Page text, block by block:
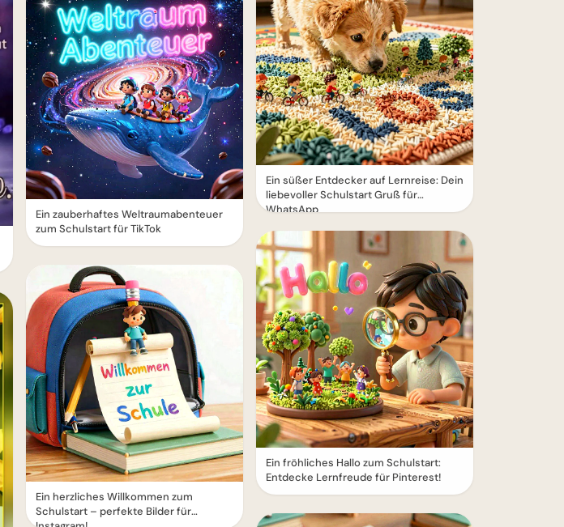
Ein zauberhaftes Weltraumabenteuer
zum Schulstart für TikTok
Ein herzliches Willkommen zum
Schulstart – perfekte Bilder für
Ein süßer Entdecker auf Lernreise: Dein
liebevoller Schulstart Gruß für
WhatsApp
Ein fröhliches Hallo zum Schulstart:
Entdecke Lernfreude für Pinterest!